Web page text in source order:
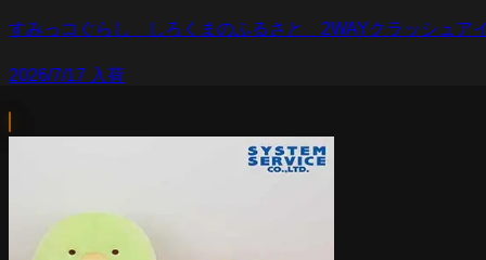
すみっコぐらし しろくまのふるさと 2WAYクラッシュア
2026/7/17 入荷